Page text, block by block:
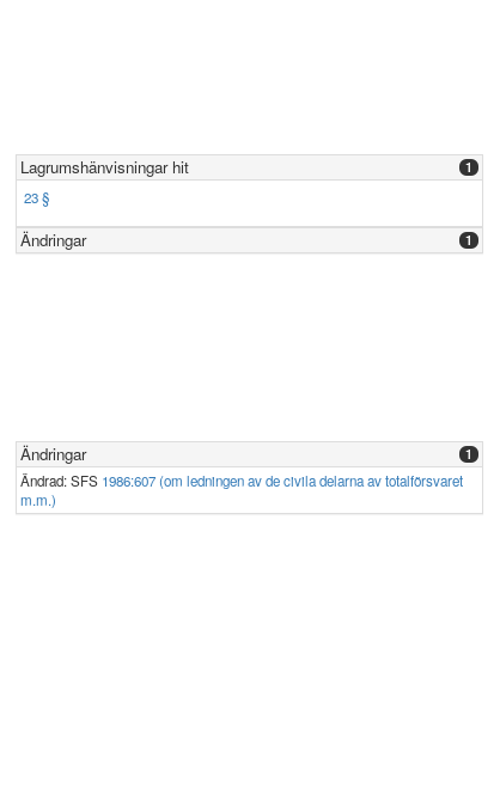
Lagrumshänvisningar hit 1
23 §
Ändringar 1
Ändringar 1
Ändrad: SFS 1986:607 (om ledningen av de civila delarna av totalförsvaret
m.m.)